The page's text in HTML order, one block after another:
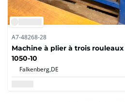
A7-48268-28
Machine à plier à trois rouleaux
1050-10
Falkenberg,DE